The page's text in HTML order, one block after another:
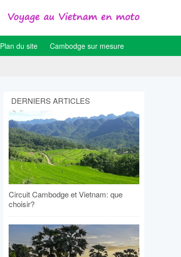
Plan du site Cambodge sur mesure
DERNIERS ARTICLES
Circuit Cambodge et Vietnam: que
choisir?